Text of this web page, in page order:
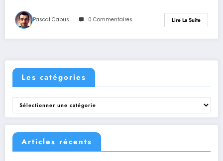
Pascal Cabus 0 Commentaires Lire La Suite
Les catégories
catégories
Articles récents